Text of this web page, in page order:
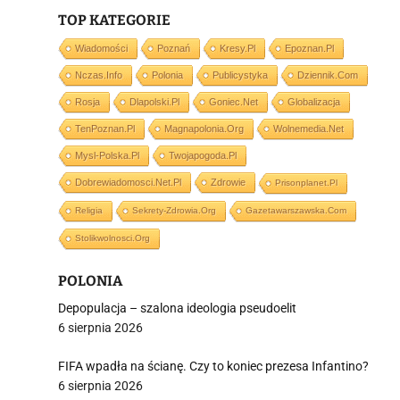
TOP KATEGORIE
Wiadomości Poznań Kresy.pl Epoznan.pl
Nczas.info Polonia Publicystyka Dziennik.com
Rosja Dlapolski.pl Goniec.net Globalizacja
TenPoznan.pl Magnapolonia.org Wolnemedia.net
Mysl-Polska.pl Twojapogoda.pl
Dobrewiadomosci.net.pl Zdrowie Prisonplanet.pl
Religia Sekrety-Zdrowia.org Gazetawarszawska.com
Stolikwolnosci.org
POLONIA
Depopulacja – szalona ideologia pseudoelit
6 sierpnia 2026
FIFA wpadła na ścianę. Czy to koniec prezesa Infantino?
6 sierpnia 2026